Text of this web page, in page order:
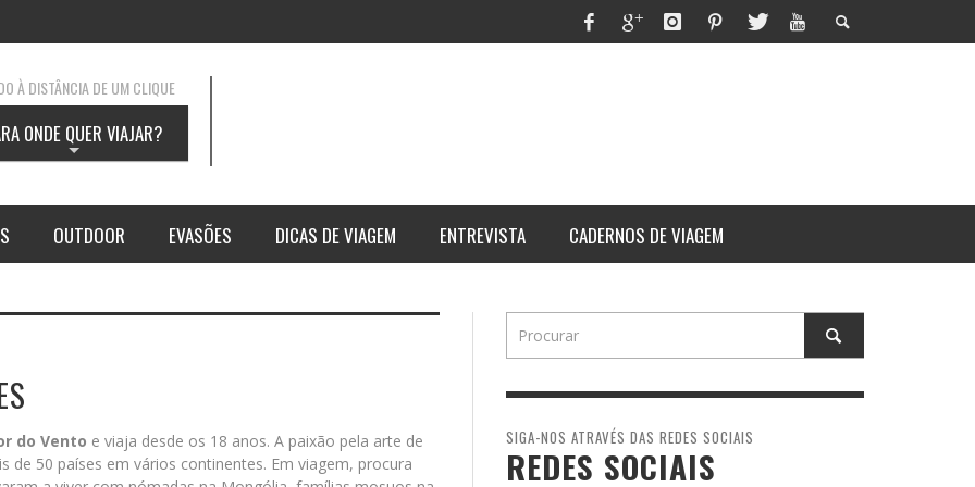
À DISTÂNCIA DE UM CLIQUE
ONDE QUER VIAJAR?
OUTDOOR
MOUNTAINS, A NATUREZA
TRAVESSIA DA ARESTA BREITHORN
ARARAT: ASCENSÃO AO MONTE
EVASÕES
MOUNTAIN RESORT: A
SABE QUAIS SÃO OS MELHORES
UM DIA NA VIDA DE UM
DICAS DE VIAGEM ENTREVISTA CADERNOS DE VIAGEM
do Vento e viaja desde os 18 anos. A paixão pela arte de
de 50 países em vários continentes. Em viagem, procura
SIGA-NOS ATRAVÉS DAS REDES SOCIAIS
REDES SOCIAIS